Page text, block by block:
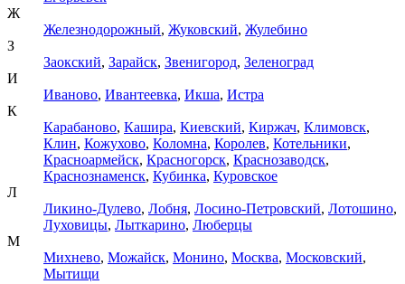
Ж
Железнодорожный, Жуковский, Жулебино
З
Заокский, Зарайск, Звенигород, Зеленоград
И
Иваново, Ивантеевка, Икша, Истра
К
Карабаново, Кашира, Киевский, Киржач, Климовск,
Клин, Кожухово, Коломна, Королев, Котельники,
Красноармейск, Красногорск, Краснозаводск,
Краснознаменск, Кубинка, Куровское
Л
Ликино-Дулево, Лобня, Лосино-Петровский, Лотошино,
Луховицы, Лыткарино, Люберцы
М
Михнево, Можайск, Монино, Москва, Московский,
Мытищи